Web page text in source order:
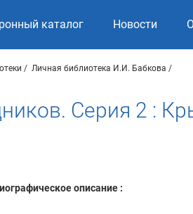
каталог Новости
Личная библиотека И.И. Бабкова
Серия 2 :
описание :